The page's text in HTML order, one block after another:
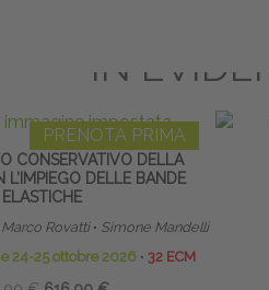
IN
PRENOTA PRIMA
CONSERVATIVO DELLA
L’IMPIEGO DELLE BANDE
ELASTICHE
Marco Rovatti ∙ Simone Mandelli
24-25 ottobre 2026 ∙ 32 ECM